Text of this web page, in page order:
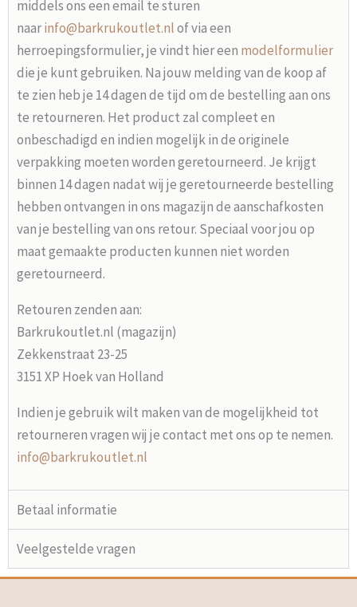
middels ons een email te sturen
naarinfo@barkrukoutlet.nlof via een
herroepingsformulier, je vindt hier een modelformulier
die je kunt gebruiken. Na jouw melding van de koop af
te zien heb je 14 dagen de tijd om de bestelling aan ons
te retourneren. Het product zal compleet en
onbeschadigd en indien mogelijk in de originele
verpakking moeten worden geretourneerd. Je krijgt
binnen 14 dagen nadat wij je geretourneerde bestelling
hebben ontvangen in ons magazijn de aanschafkosten
van je bestelling van ons retour. Speciaal voor jou op
maat gemaakte producten kunnen niet worden
geretourneerd.
Retouren zenden aan:
Barkrukoutlet.nl (magazijn)
Zekkenstraat 23-25
3151 XP Hoek van Holland
Indien je gebruik wilt maken van de mogelijkheid tot
retourneren vragen wij je contact met ons op te nemen.
info@barkrukoutlet.nl
Betaal informatie
Veelgestelde vragen